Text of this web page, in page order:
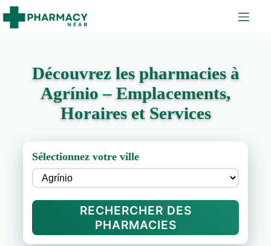
Découvrez les pharmacies à
Agrínio – Emplacements,
Horaires et Services
Sélectionnez votre ville
RECHERCHER DES
PHARMACIES